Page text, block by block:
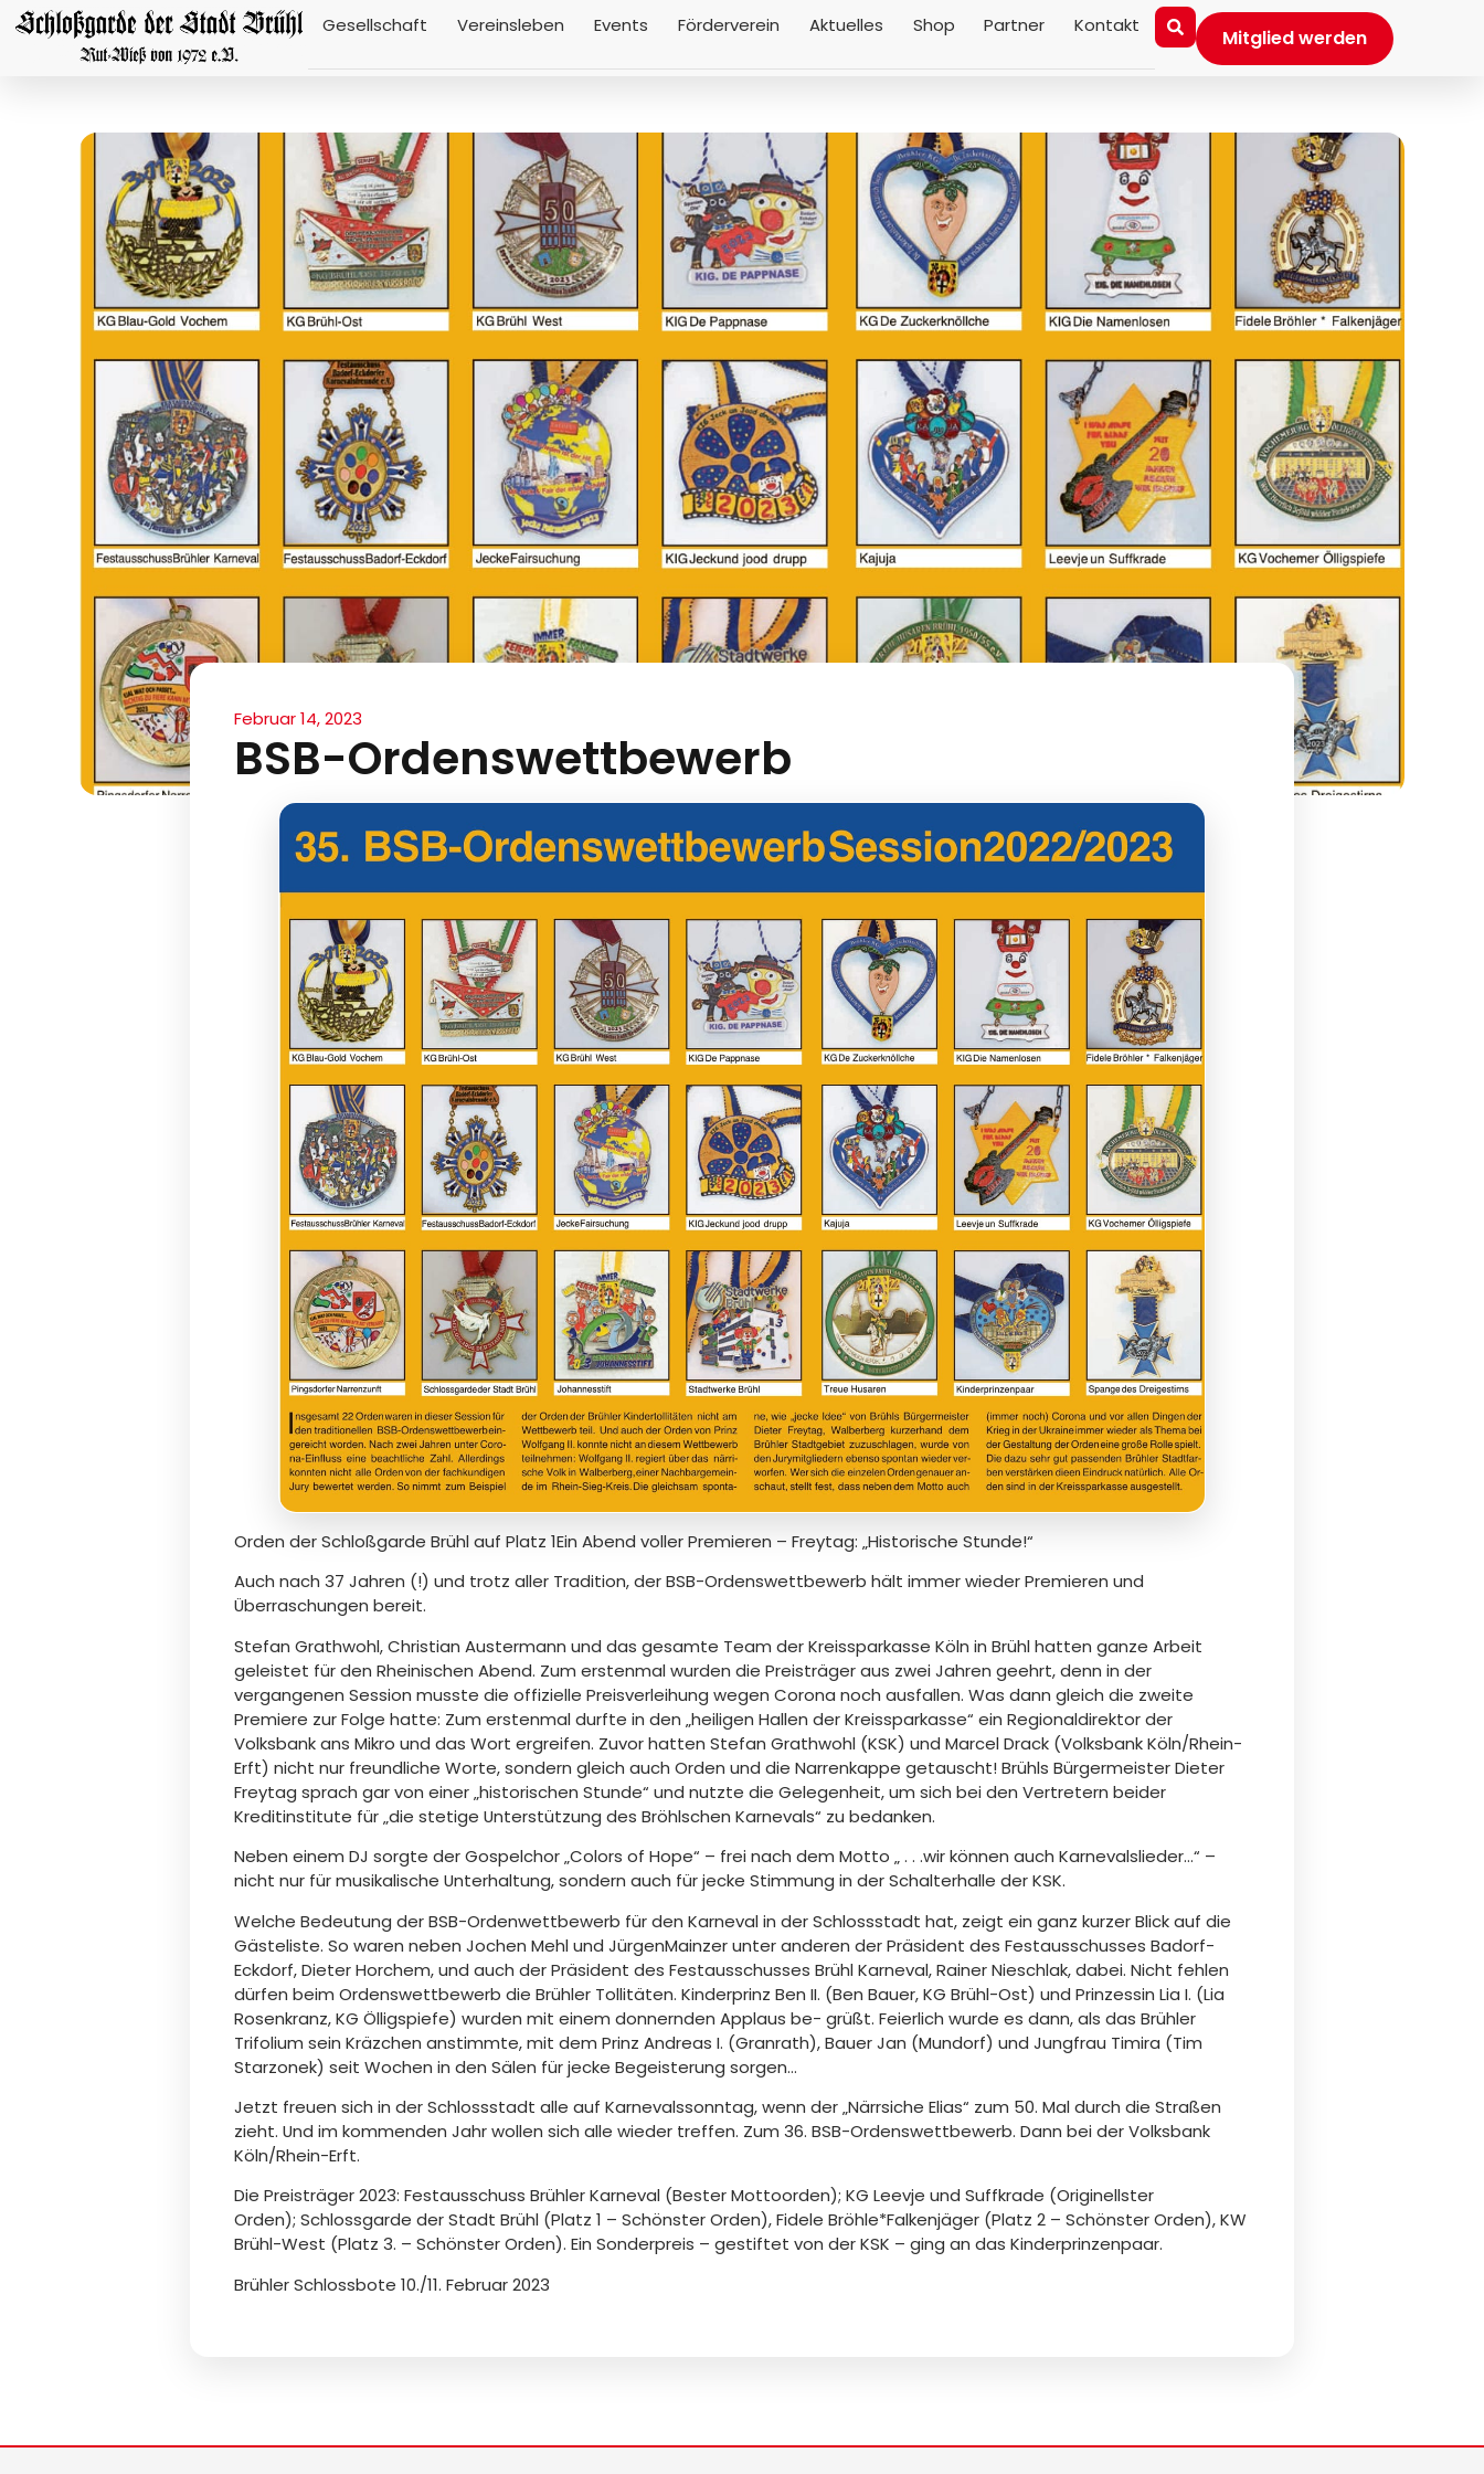
Gesellschaft Vereinsleben Events Förderverein Aktuelles Shop Partner Kontakt
Mitglied werden
Februar 14, 2023
BSB-Ordenswettbewerb
Orden der Schloßgarde Brühl auf Platz 1Ein Abend voller Premieren – Freytag: „Historische Stunde!“
Auch nach 37 Jahren (!) und trotz aller Tradition, der BSB-Ordenswettbewerb hält immer wieder Premieren und
Überraschungen bereit.
Stefan Grathwohl, Christian Austermann und das gesamte Team der Kreissparkasse Köln in Brühl hatten ganze Arbeit
geleistet für den Rheinischen Abend. Zum erstenmal wurden die Preisträger aus zwei Jahren geehrt, denn in der
vergangenen Session musste die offizielle Preisverleihung wegen Corona noch ausfallen. Was dann gleich die zweite
Premiere zur Folge hatte: Zum erstenmal durfte in den „heiligen Hallen der Kreissparkasse“ ein Regionaldirektor der
Volksbank ans Mikro und das Wort ergreifen. Zuvor hatten Stefan Grathwohl (KSK) und Marcel Drack (Volksbank Köln/Rhein-
Erft) nicht nur freundliche Worte, sondern gleich auch Orden und die Narrenkappe getauscht! Brühls Bürgermeister Dieter
Freytag sprach gar von einer „historischen Stunde“ und nutzte die Gelegenheit, um sich bei den Vertretern beider
Kreditinstitute für „die stetige Unterstützung des Bröhlschen Karnevals“ zu bedanken.
Neben einem DJ sorgte der Gospelchor „Colors of Hope“ – frei nach dem Motto „ . . .wir können auch Karnevalslieder…“ –
nicht nur für musikalische Unterhaltung, sondern auch für jecke Stimmung in der Schalterhalle der KSK.
Welche Bedeutung der BSB-Ordenwettbewerb für den Karneval in der Schlossstadt hat, zeigt ein ganz kurzer Blick auf die
Gästeliste. So waren neben Jochen Mehl und JürgenMainzer unter anderen der Präsident des Festausschusses Badorf-
Eckdorf, Dieter Horchem, und auch der Präsident des Festausschusses Brühl Karneval, Rainer Nieschlak, dabei. Nicht fehlen
dürfen beim Ordenswettbewerb die Brühler Tollitäten. Kinderprinz Ben II. (Ben Bauer, KG Brühl-Ost) und Prinzessin Lia I. (Lia
Rosenkranz, KG Ölligspiefe) wurden mit einem donnernden Applaus be- grüßt. Feierlich wurde es dann, als das Brühler
Trifolium sein Kräzchen anstimmte, mit dem Prinz Andreas I. (Granrath), Bauer Jan (Mundorf) und Jungfrau Timira (Tim
Starzonek) seit Wochen in den Sälen für jecke Begeisterung sorgen…
Jetzt freuen sich in der Schlossstadt alle auf Karnevalssonntag, wenn der „Närrsiche Elias“ zum 50. Mal durch die Straßen
zieht. Und im kommenden Jahr wollen sich alle wieder treffen. Zum 36. BSB-Ordenswettbewerb. Dann bei der Volksbank
Köln/Rhein-Erft.
Die Preisträger 2023: Festausschuss Brühler Karneval (Bester Mottoorden); KG Leevje und Suffkrade (Originellster
Orden); Schlossgarde der Stadt Brühl (Platz 1 – Schönster Orden), Fidele Bröhle*Falkenjäger (Platz 2 – Schönster Orden), KW
Brühl-West (Platz 3. – Schönster Orden). Ein Sonderpreis – gestiftet von der KSK – ging an das Kinderprinzenpaar.
Brühler Schlossbote 10./11. Februar 2023